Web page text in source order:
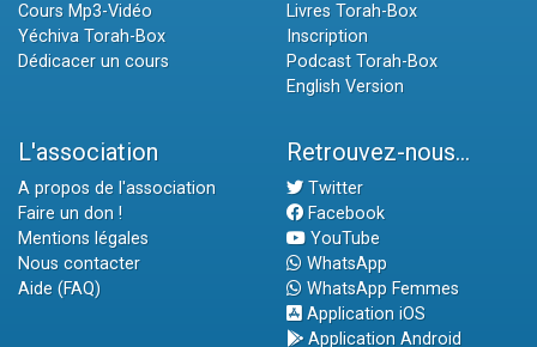
Cours Mp3-Vidéo
Yéchiva Torah-Box
Dédicacer un cours
Livres Torah-Box
Inscription
Podcast Torah-Box
English Version
L'association
A propos de l'association
Faire un don !
Mentions légales
Nous contacter
Aide (FAQ)
Retrouvez-nous...
Twitter
Facebook
YouTube
WhatsApp
WhatsApp Femmes
Application iOS
Application Android